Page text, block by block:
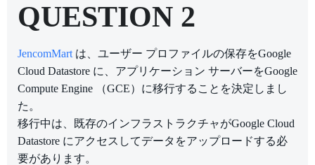
QUESTION 2
JencomMart は、ユーザー プロファイルの保存をGoogle
Cloud Datastore に、アプリケーション サーバーをGoogle
Compute Engine （GCE）に移行することを決定しまし
た。
移行中は、既存のインフラストラクチャがGoogle Cloud
Datastore にアクセスしてデータをアップロードする必
要があります。